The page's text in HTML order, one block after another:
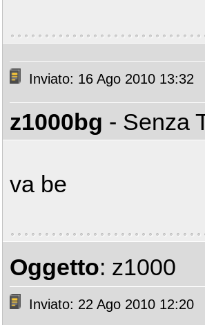
Inviato: 16 Ago 2010 13:32
z1000bg - Senza
va be
Oggetto: z1000
Inviato: 22 Ago 2010 12:20